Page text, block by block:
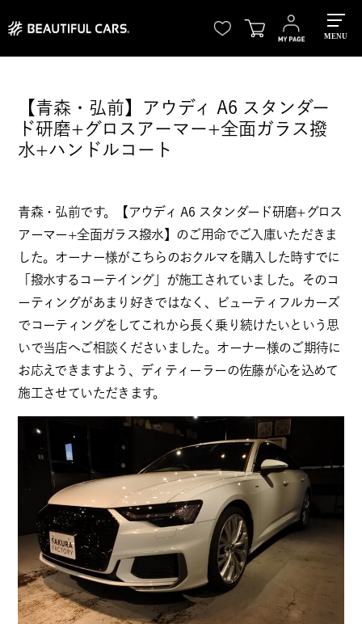
MENU
【青森・弘前】アウディ A6 スタンダー
ド研磨+グロスアーマー+全面ガラス撥
水+ハンドルコート
青森・弘前です。【アウディ A6 スタンダード研磨+グロス
アーマー+全面ガラス撥水】のご用命でご入庫いただきま
した。オーナー様がこちらのおクルマを購入した時すでに
「撥水するコーテイング」が施工されていました。そのコ
ーティングがあまり好きではなく、ビューティフルカーズ
でコーティングをしてこれから長く乗り続けたいという思
いで当店へご相談くださいました。オーナー様のご期待に
お応えできますよう、ディティーラーの佐藤が心を込めて
施工させていただきます。